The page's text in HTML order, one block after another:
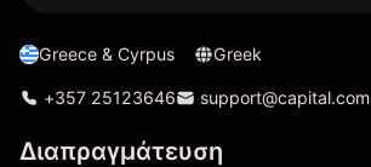
Greece & Cyrpus Greek
+357 25123646 support@capital.com
Διαπραγμάτευση